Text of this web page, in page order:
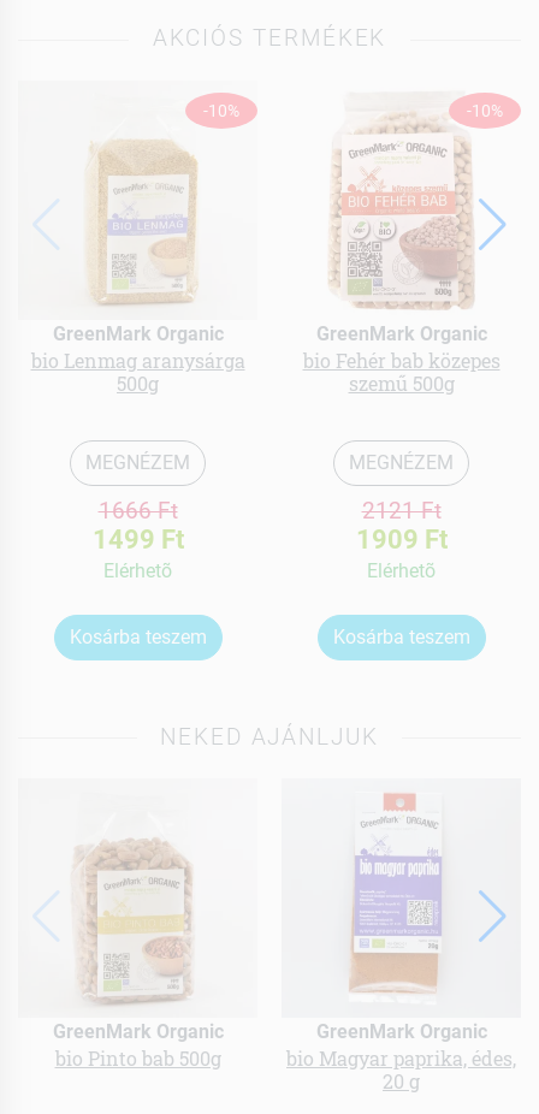
AKCIÓS TERMÉKEK
-10%
GreenMark Organic
bio Lenmag aranysárga
500g
MEGNÉZEM
1666 Ft
1499 Ft
Elérhetõ
Kosárba teszem
-10%
GreenMark Organic
bio Fehér bab közepes
szemű 500g
MEGNÉZEM
2121 Ft
1909 Ft
Elérhetõ
Kosárba teszem
NEKED AJÁNLJUK
GreenMark Organic
bio Pinto bab 500g
GreenMark Organic
bio Magyar paprika, édes,
20 g